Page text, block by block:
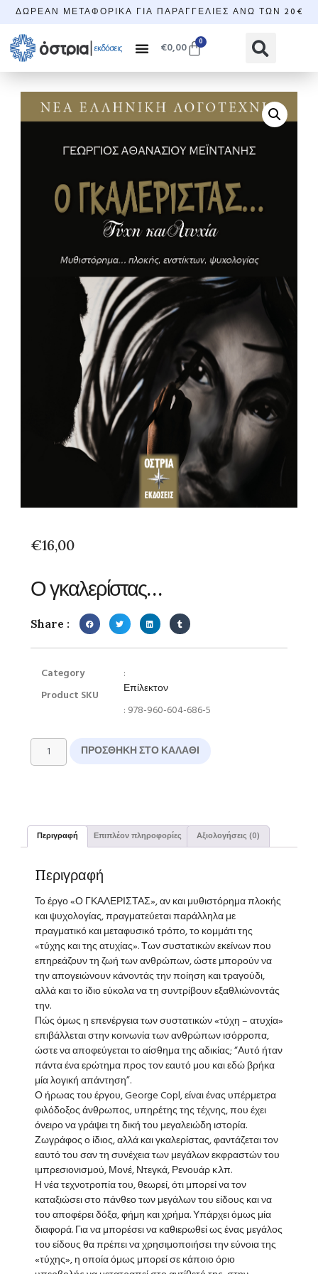
ΔΩΡΕΆΝ ΜΕΤΑΦΟΡΙΚΆ ΓΙΑ ΠΑΡΑΓΓΕΛΊΕΣ ΆΝΩ ΤΩΝ 20€
€0,00 0
€16,00
Ο γκαλερίστας…
Share :
Category
Product SKU
:
Επίλεκτον
: 978-960-604-686-5
ΠΡΟΣΘΉΚΗ ΣΤΟ ΚΑΛΆΘΙ
Περιγραφή Επιπλέον πληροφορίες Αξιολογήσεις (0)
Περιγραφή
Το έργο «Ο ΓΚΑΛΕΡΙΣΤΑΣ», αν και μυθιστόρημα πλοκής
και ψυχολογίας, πραγματεύεται παράλληλα με
πραγματικό και μεταφυσικό τρόπο, το κομμάτι της
«τύχης και της ατυχίας». Των συστατικών εκείνων που
επηρεάζουν τη ζωή των ανθρώπων, ώστε μπορούν να
την απογειώνουν κάνοντάς την ποίηση και τραγούδι,
αλλά και το ίδιο εύκολα να τη συντρίβουν εξαθλιώνοντάς
την.
Πώς όμως η επενέργεια των συστατικών «τύχη – ατυχία»
επιβάλλεται στην κοινωνία των ανθρώπων ισόρροπα,
ώστε να αποφεύγεται το αίσθημα της αδικίας; “Αυτό ήταν
πάντα ένα ερώτημα προς τον εαυτό μου και εδώ βρήκα
μία λογική απάντηση”.
Ο ήρωας του έργου, George Copl, είναι ένας υπέρμετρα
φιλόδοξος άνθρωπος, υπηρέτης της τέχνης, που έχει
όνειρο να γράψει τη δική του μεγαλειώδη ιστορία.
Ζωγράφος ο ίδιος, αλλά και γκαλερίστας, φαντάζεται τον
εαυτό του σαν τη συνέχεια των μεγάλων εκφραστών του
ιμπρεσιονισμού, Μονέ, Ντεγκά, Ρενουάρ κ.λπ.
Η νέα τεχνοτροπία του, θεωρεί, ότι μπορεί να τον
καταξιώσει στο πάνθεο των μεγάλων του είδους και να
του αποφέρει δόξα, φήμη και χρήμα. Υπάρχει όμως μία
διαφορά. Για να μπορέσει να καθιερωθεί ως ένας μεγάλος
του είδους θα πρέπει να χρησιμοποιήσει την εύνοια της
«τύχης», η οποία όμως μπορεί σε κάποιο όριο